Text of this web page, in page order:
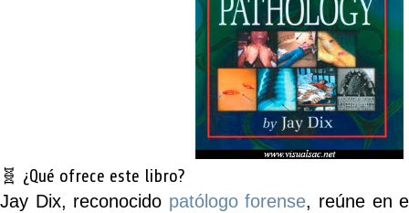
🧬 ¿Qué ofrece este libro?
Jay Dix, reconocido patólogo forense, reúne en